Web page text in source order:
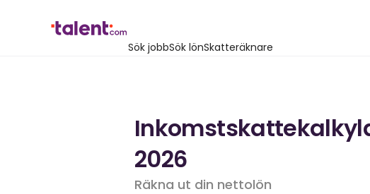
Sök jobbSök lönSkatteräknare
2026
Räkna ut din nettolön